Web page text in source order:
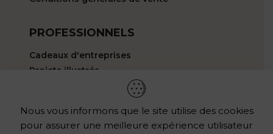
PROFESSIONNELS
Cadeaux d'entreprises
Projets illustrés
HELLO@LESEDITIONSBISOUS.COM
LES REVENDEURS
Nous vous informons que le site utilise des cookies
pour assurer une meilleure expérience utilisateur